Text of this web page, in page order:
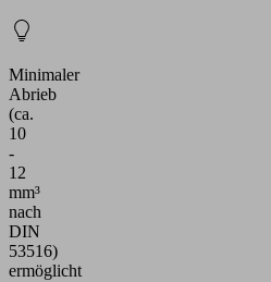
Minimaler
Abrieb
(ca.
10
-
12
mm³
nach
DIN
53516)
ermöglicht